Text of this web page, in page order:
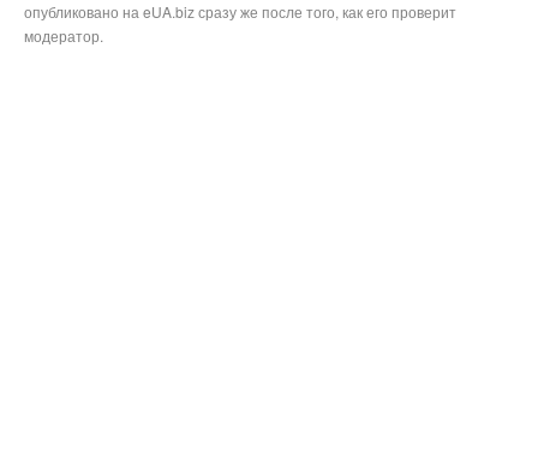
опубликовано на eUA.biz сразу же после того, как его проверит
модератор.